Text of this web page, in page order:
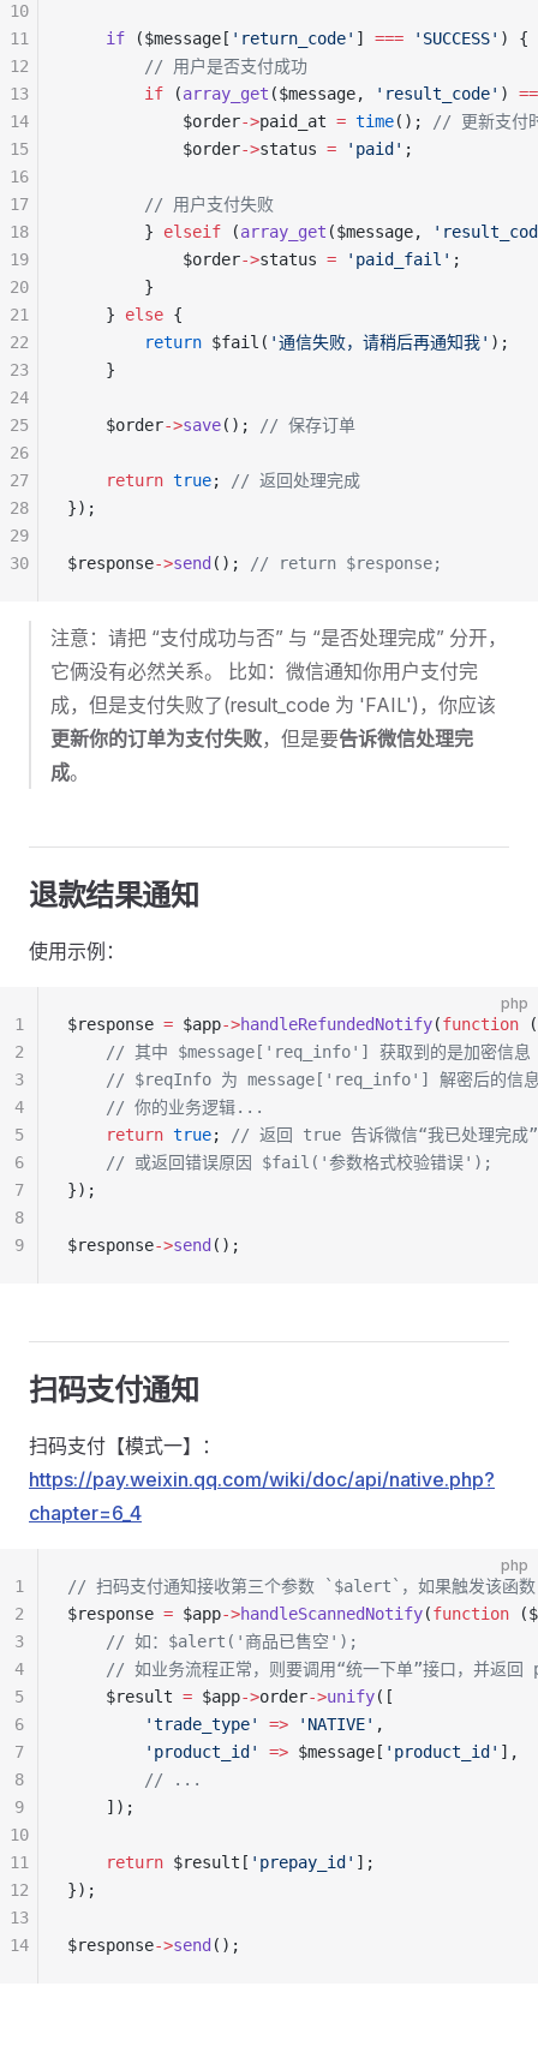
if ($message[ 'return_code' ] === 'SUCCESS' ) {
// 用户是否支付成功
        if
(array_get ($message, 'result_code' )
            $order
->paid_at = time();
// 更新支付
            $order
->status = 'paid' ;
        // 用户支付失败
        }
elseif (array_get ($message,
            $order
->status = 'paid_fail' ;
        }
    }
else {
return $fail( '通信失败，请稍后再通知我' );
}
    $order
->save(); // 保存订单
    return
true;
// 返回处理完成
});
$response->send (); // return $response;
10
11
12
13
14
15
16
17
18
19
20
21
22
23
24
25
26
27
28
29
30
注意：请把 “支付成功与否” 与 “是否处理完成” 分开，
它俩没有必然关系。 比如：微信通知你用户支付完
成，但是支付失败了(result_code 为 'FAIL')，你应该
更新你的订单为支付失败，但是要告诉微信处理完
成。
退款结果通知
使用示例：
php
$response = $app->handleRefundedNotify(function
    // 其中 $message['req_info'] 获取到的是加密信息
// $reqInfo 为 message['req_info'] 解密后的信
    // 你的业务逻辑...
    return
true;
// 返回 true 告诉微信“我已处理完成”
    // 或返回错误原因 $fail('参数格式校验错误');
});
$response->send ();
1
2
3
4
5
6
7
8
9
扫码支付通知
扫码支付【模式一】：
https://pay.weixin.qq.com/wiki/doc/api/native.php?
chapter=6_4
php
// 扫码支付通知接收第三个参数 `$alert`，如果触发该函
$response = $app->handleScannedNotify(function
    // 如：$alert('商品已售空');
// 如业务流程正常，则要调用“统一下单”接口，并返回
    $result
= $app->order->unify([
        'trade_type'
=> 'NATIVE' ,
        'product_id'
=> $message[ 'product_id' ],
        // ...
    ]);
    return
$result[ 'prepay_id' ];
});
$response->send ();
1
2
3
4
5
6
7
8
9
10
11
12
13
14